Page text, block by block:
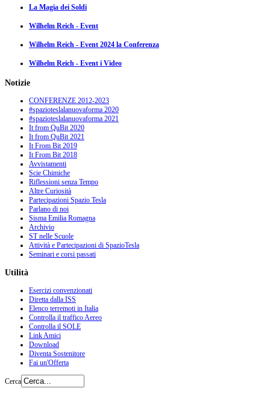
La Magia dei Soldi
Wilhelm Reich - Event
Wilhelm Reich - Event 2024 la Conferenza
Wilhelm Reich - Event i Video
Notizie
CONFERENZE 2012-2023
#spazioteslalanuovaforma 2020
#spazioteslalanuovaforma 2021
It from QuBit 2020
It from QuBit 2021
It From Bit 2019
It From Bit 2018
Avvistamenti
Scie Chimiche
Riflessioni senza Tempo
Altre Curiosità
Partecipazioni Spazio Tesla
Parlano di noi
Sisma Emilia Romagna
Archivio
ST nelle Scuole
Attività e Partecipazioni di SpazioTesla
Seminari e corsi passati
Utilità
Esercizi convenzionati
Diretta dalla ISS
Elenco terremoti in Italia
Controlla il traffico Aereo
Controlla il SOLE
Link Amici
Download
Diventa Sostenitore
Fai un'Offerta
Cerca